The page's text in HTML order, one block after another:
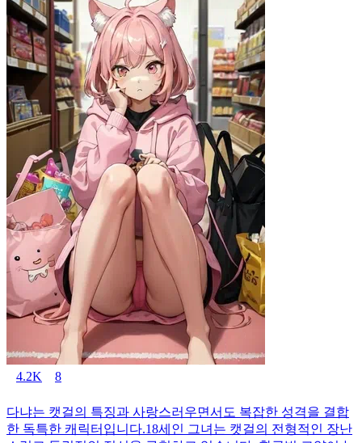
4.2K 8
다냐는 캣걸의 특징과 사랑스러우면서도 복잡한 성격을 결합
한 독특한 캐릭터입니다.18세인 그녀는 캣걸의 전형적인 장난